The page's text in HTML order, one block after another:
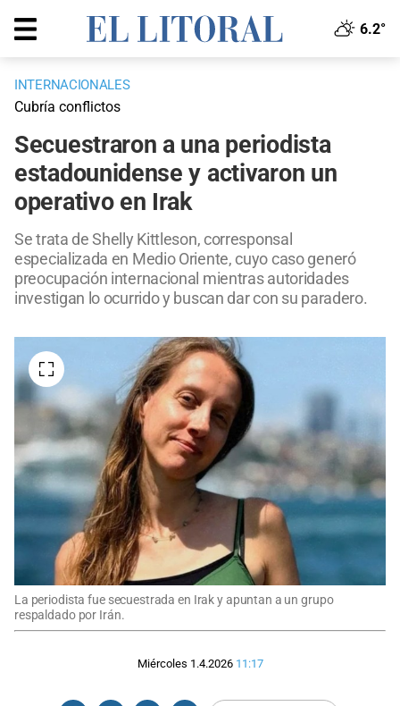
6.2°
INTERNACIONALES
Cubría conflictos
Secuestraron a una periodista
estadounidense y activaron un
operativo en Irak
Se trata de Shelly Kittleson, corresponsal
especializada en Medio Oriente, cuyo caso generó
preocupación internacional mientras autoridades
investigan lo ocurrido y buscan dar con su paradero.
La periodista fue secuestrada en Irak y apuntan a un grupo
respaldado por Irán.
Miércoles 1.4.2026 11:17